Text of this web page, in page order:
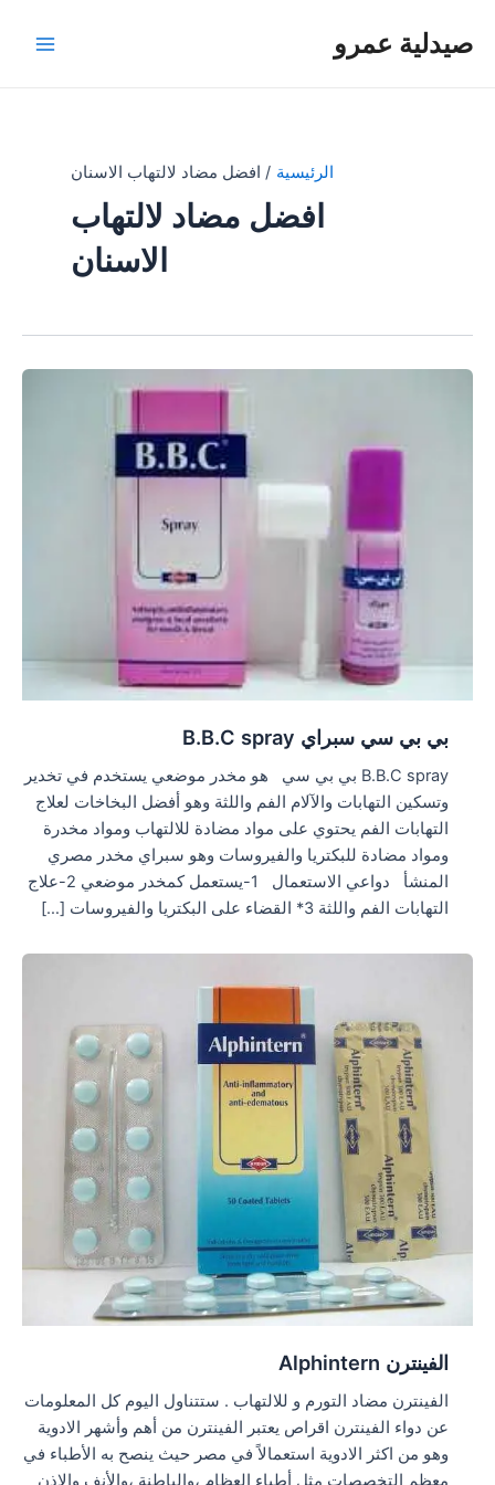
صيدلية عمرو
الرئيسية افضل مضاد لالتهاب الاسنان
افضل مضاد لالتهاب
الاسنان
بي بي سي سبراي B.B.C spray
B.B.C spray بي بي سي هو مخدر موضعي يستخدم في تخدير
وتسكين التهابات والآلام الفم واللثة وهو أفضل البخاخات لعلاج
التهابات الفم يحتوي على مواد مضادة للالتهاب ومواد مخدرة
ومواد مضادة للبكتريا والفيروسات وهو سبراي مخدر مصري
المنشأ دواعي الاستعمال 1-يستعمل كمخدر موضعي 2-علاج
التهابات الفم واللثة 3* القضاء على البكتريا والفيروسات […]
الفينترن Alphintern
الفينترن مضاد التورم و للالتهاب . ستتناول اليوم كل المعلومات
عن دواء الفينترن اقراص يعتبر الفينترن من أهم وأشهر الادوية
وهو من اكثر الادوية استعمالاً في مصر حيث ينصح به الأطباء في
معظم التخصصات مثل أطباء العظام ،والباطنة ،والأنف والاذن